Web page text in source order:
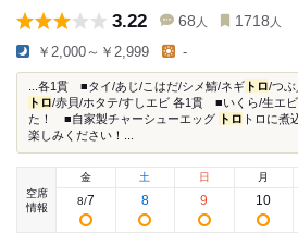
3.22 68 人 1718 人
￥2,000～￥2,999 -
...各1貫 ■タイ/あじ/こはだ/シメ鯖/ネギ トロ/つ
トロ/赤貝/ホタテ/すしエビ 各1貫 ■いくら/生エ
た！ ■自家製チャーシューエッグ
トロ トロに煮
楽しみください！...
空席
情報
金
8/7
土
8
日
9
月
10